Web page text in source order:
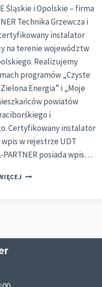
Śląskie i Opolskie – firma
Technika Grzewcza i
instalator
na terenie województw
Realizujemy
programów „Czyste
Energia” i „Moje
powiatów
i
Certyfikowany instalator
wpis w rejestrze UDT
PARTNER posiada wpis…
INSTALATOR
POMPY